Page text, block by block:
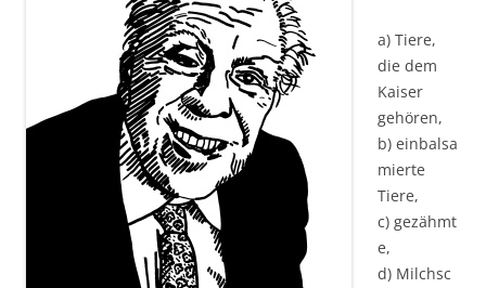
a) Tiere,
die dem
Kaiser
gehören,
b) einbalsa
mierte
Tiere,
c) gezähmt
e,
d) Milchsc